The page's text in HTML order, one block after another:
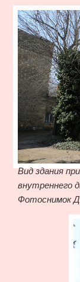
Вид здания
внутреннего
Фотоснимок